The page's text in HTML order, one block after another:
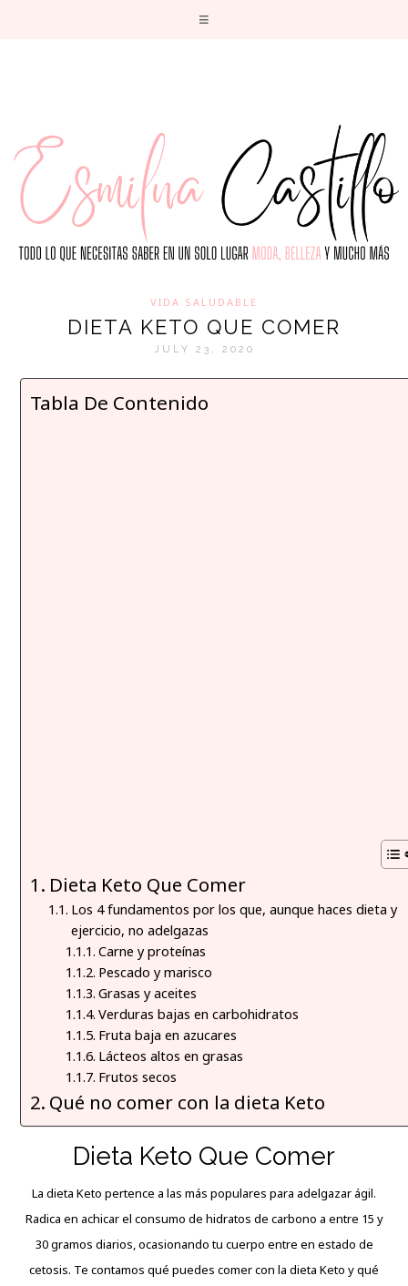
VIDA SALUDABLE
DIETA KETO QUE COMER
JULY 23, 2020
Tabla De Contenido
Dieta Keto Que Comer
Los 4 fundamentos por los que, aunque haces dieta y
ejercicio, no adelgazas
Carne y proteínas
Pescado y marisco
Grasas y aceites
Verduras bajas en carbohidratos
Fruta baja en azucares
Lácteos altos en grasas
Frutos secos
Qué no comer con la dieta Keto
Dieta Keto Que Comer
La dieta Keto pertence a las más populares para adelgazar ágil.
Radica en achicar el consumo de hidratos de carbono a entre 15 y
30 gramos diarios, ocasionando tu cuerpo entre en estado de
cetosis. Te contamos qué puedes comer con la dieta Keto y qué